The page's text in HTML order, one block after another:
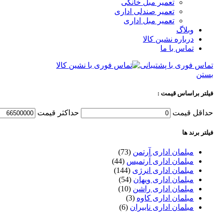
تعمیر مبل خانگی
تعمیر صندلی اداری
تعمیر مبل اداری
وبلاگ
درباره نشین کالا
تماس با ما
تماس فوری با پشتیبانی
بستن
فیلتر براساس قیمت :
حداقل قیمت حداكثر قيمت
فیلتر برند ها
مبلمان اداری آرتمن (73)
مبلمان اداری آرتمیس (44)
مبلمان اداری انرژی (144)
مبلمان اداری ویهان (54)
مبلمان اداری راشن (10)
مبلمان اداری کاوه (3)
مبلمان اداری نابیران (6)